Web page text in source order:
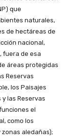
que
naturales,
de hectáreas de
nacional,
fuera de esa
áreas protegidas
Reservas
los Paisajes
las Reservas
el
como los
aledañas)‏;